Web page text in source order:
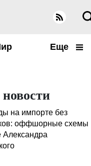
Еще
на импорте без
оффшорные схемы
Александра